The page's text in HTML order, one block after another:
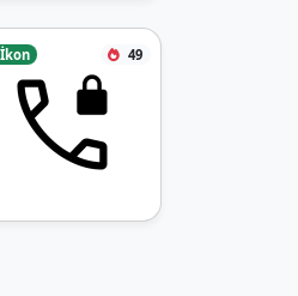
İkon 49